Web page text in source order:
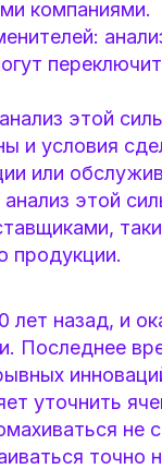
компаниями.
этой
и условия
или
этой
продукции.
назад, и
Последнее
уточнить
не
точно